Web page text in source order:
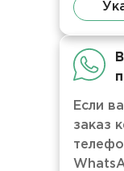
Если
заказ